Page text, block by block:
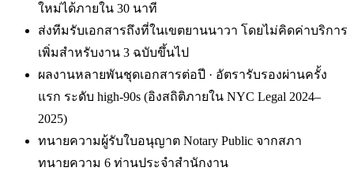
ใหม่ได้ภายใน 30 นาที
ส่งทีมรับเอกสารถึงที่ในเขตยานนาวา โดยไม่คิดค่าบริการ
เพิ่มสำหรับงาน 3 ฉบับขึ้นไป
ผลงานหลายพันชุดเอกสารต่อปี · อัตรารับรองผ่านครั้ง
แรก ระดับ high-90s (อิงสถิติภายใน NYC Legal 2024–
2025)
ทนายความผู้รับใบอนุญาต Notary Public จากสภา
ทนายความ 6 ท่านประจำสำนักงาน